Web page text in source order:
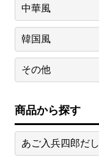
中華風
韓国風
その他
商品から探す
あご入兵四郎だし